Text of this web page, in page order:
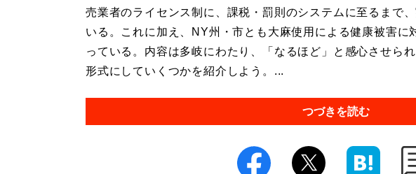
売業者のライセンス制に、課税・罰則のシステムに至るまで
いる。これに加え、NY州・市とも大麻使用による健康被害に
っている。内容は多岐にわたり、「なるほど」と感心させら
形式にしていくつかを紹介しよう。...
つづきを読む